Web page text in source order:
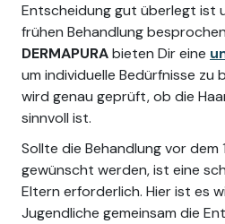
Entscheidung gut überlegt ist
frühen Behandlung
DERMAPURAbieten Dir eine
um individuelle Bedürfnisse zu
wird genau geprüft, ob die
sinnvoll ist.
Sollte die Behandlung vor dem
gewünscht werden, ist eine
Eltern erforderlich. Hier ist es
Jugendliche gemeinsam die